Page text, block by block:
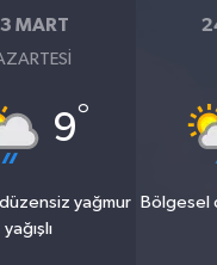
MART
9°
yağmur
yağışlı
Bölgesel